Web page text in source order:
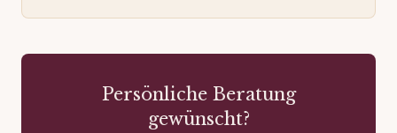
Persönliche Beratung
gewünscht?